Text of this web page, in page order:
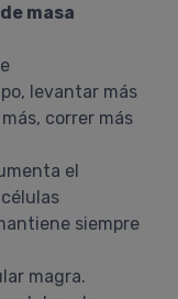
masa
levantar más
correr más
el
siempre
magra.